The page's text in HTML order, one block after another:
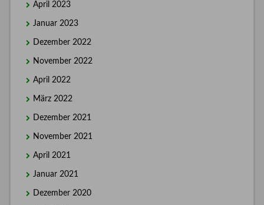
April 2023
Januar 2023
Dezember 2022
November 2022
April 2022
März 2022
Dezember 2021
November 2021
April 2021
Januar 2021
Dezember 2020